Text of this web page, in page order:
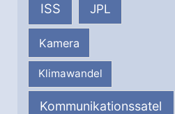
ISS JPL
Kamera
Klimawandel
Kommunikationssatel